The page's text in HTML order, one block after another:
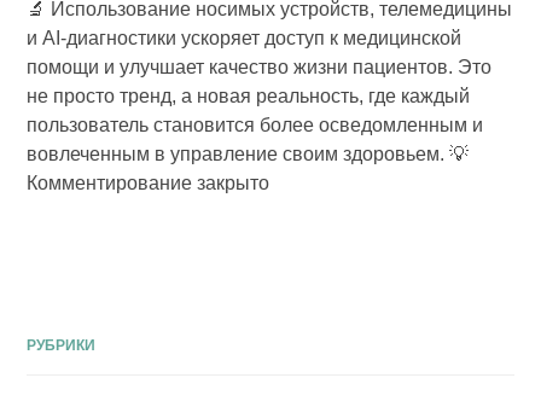
🔬 Использование носимых устройств, телемедицины
и AI-диагностики ускоряет доступ к медицинской
помощи и улучшает качество жизни пациентов. Это
не просто тренд, а новая реальность, где каждый
пользователь становится более осведомленным и
вовлеченным в управление своим здоровьем. 💡
Комментирование закрыто
РУБРИКИ